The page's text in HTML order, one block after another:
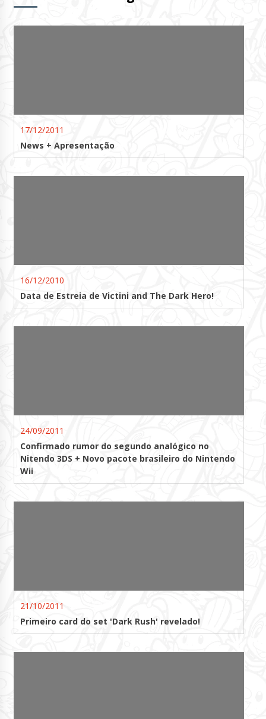
17/12/2011
News + Apresentação
16/12/2010
Data de Estreia de Victini and The Dark Hero!
24/09/2011
Confirmado rumor do segundo analógico no
Nitendo 3DS + Novo pacote brasileiro do Nintendo
Wii
21/10/2011
Primeiro card do set 'Dark Rush' revelado!